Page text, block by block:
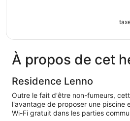
À propos de cet
Residence Lenno
Outre le fait d'être non-fumeurs,
l'avantage de proposer une piscine
Wi-Fi gratuit dans les parties